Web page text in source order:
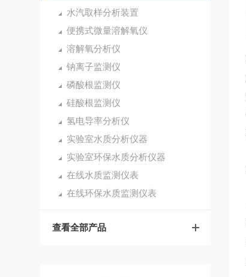
水汽取样分析装置
便携式微量溶解氧仪
溶解氧分析仪
钠离子监测仪
磷酸根监测仪
硅酸根监测仪
氢电导率分析仪
实验室水质分析仪器
实验室环保水质分析仪器
在线水质监测仪表
在线环保水质监测仪表
查看全部产品